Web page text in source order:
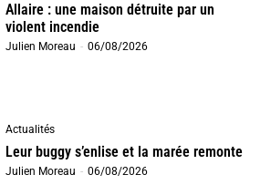
Allaire : une maison détruite par un
violent incendie
Julien Moreau - 06/08/2026
Actualités
Leur buggy s’enlise et la marée remonte
Julien Moreau - 06/08/2026